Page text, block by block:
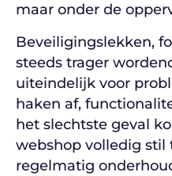
maar onder de
Beveiligingslekken,
steeds trager
uiteindelijk voor
haken af,
het slechtste geval
webshop volledig stil
regelmatig